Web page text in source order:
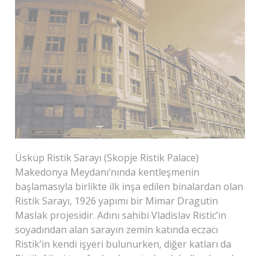
Üsküp Ristik Sarayı (Skopje Ristik Palace)
Makedonya Meydanı’nında kentleşmenin
başlamasıyla birlikte ilk inşa edilen binalardan olan
Ristik Sarayı, 1926 yapımı bir Mimar Dragutin
Maslak projesidir. Adını sahibi Vladislav Ristic’in
soyadından alan sarayın zemin katında eczacı
Ristik’in kendi işyeri bulunurken, diğer katları da